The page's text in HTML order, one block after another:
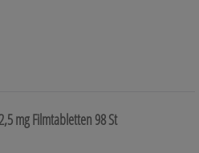
mg Filmtabletten 98 St